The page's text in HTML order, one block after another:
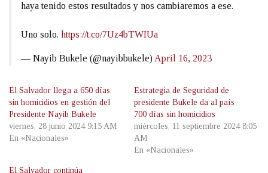
haya tenido estos resultados y nos cambiaremos a ese.
Uno solo. https://t.co/7Uz4bTWIUa
— Nayib Bukele (@nayibbukele) April 16, 2023
El Salvador llega a 650 días
sin homicidios en gestión del
Presidente Nayib Bukele
viernes, 28 junio 2024 9:15 AM
En «Nacionales»
Estrategia de Seguridad de
presidente Bukele da al país
700 días sin homicidios
miércoles, 11 septiembre 2024 8:05
AM
En «Nacionales»
El Salvador continúa